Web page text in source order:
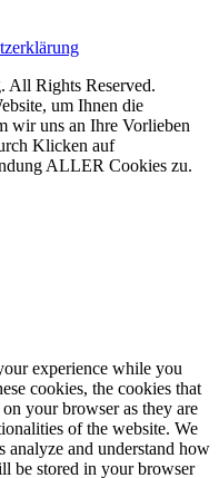
All Rights Reserved.
um Ihnen die
wir uns an Ihre Vorlieben
Klicken auf
ALLER Cookies zu.
experience while you
cookies, the cookies that
on your browser as they are
of the website. We
analyze and understand how
be stored in your browser